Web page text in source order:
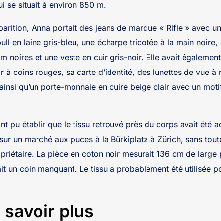
se situait à environ 850 m.
Anna portait des jeans de marque « Rifle » avec
en laine gris-bleu, une écharpe tricotée à la main noire,
noires et une veste en cuir gris-noir. Elle avait
à coins rouges, sa carte d’identité, des lunettes de vue à
qu’un porte-monnaie en cuire beige clair avec un
pu établir que le tissu retrouvé près du corps avait été
un marché aux puces à la Bürkiplatz à Zürich, sans
La pièce en coton noir mesurait 136 cm de large
un coin manquant. Le tissu a probablement été utilisée
savoir plus